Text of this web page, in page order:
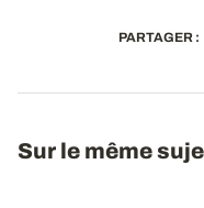
PARTAGER :
Sur le même